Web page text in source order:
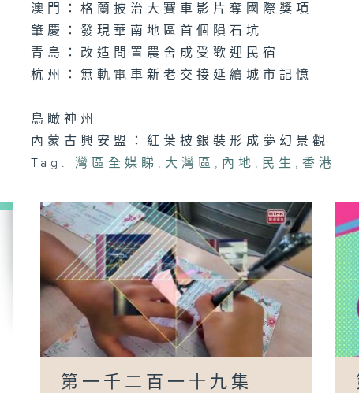
澳門：格蘭披治大賽車影片奪國際獎項
肇慶：發現華南地區首個隕石坑
青島：改造閒置農舍成受歡迎民宿
杭州：無軌電車新老交接延續城市記憶
鳥瞰神州
內蒙古興安盟：紅葉披銀裝形成夢幻景觀
Tag:
灣區全媒睇 , 大灣區 , 內地 , 民生 , 香港
第一千二百一十九集